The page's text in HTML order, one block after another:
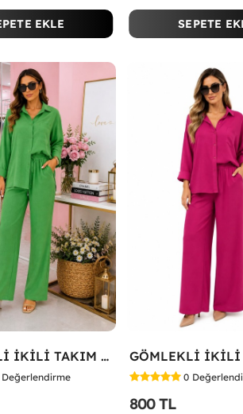
EKLE SEPETE
GÖMLEKLİ İKİLİ TAKIM Koyu Yeşil
Değerlendirme 0
800 TL